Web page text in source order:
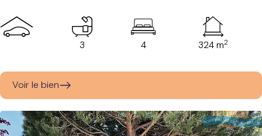
3 4 324 m2
Voir le bien